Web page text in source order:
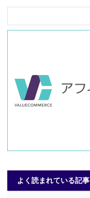
よく読まれている記事